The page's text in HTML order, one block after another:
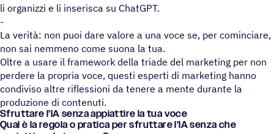
li organizzi e li inserisca su ChatGPT.
-
La verità: non puoi dare valore a una voce se, per cominciare,
non sai nemmeno come suona la tua.
Oltre a usare il framework della triade del marketing per non
perdere la propria voce, questi esperti di marketing hanno
condiviso altre riflessioni da tenere a mente durante la
produzione di contenuti.
Sfrut­tare l’IA senza appiat­tire la tua voce
Qual è la regola o pratica per sfrut­tare l’IA senza che